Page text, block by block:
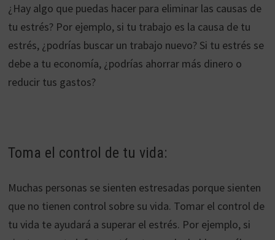
¿Hay algo que puedas hacer para eliminar las causas de
tu estrés? Por ejemplo, si tu trabajo es la causa de tu
estrés, ¿podrías buscar un trabajo nuevo? Si tu estrés se
debe a tu economía, ¿podrías ahorrar más dinero o
reducir tus gastos?
Toma el control de tu vida:
Muchas personas se sienten estresadas porque sienten
que no tienen control sobre su vida. Tomar el control de
tu vida te ayudará a superar el estrés. Por ejemplo, si